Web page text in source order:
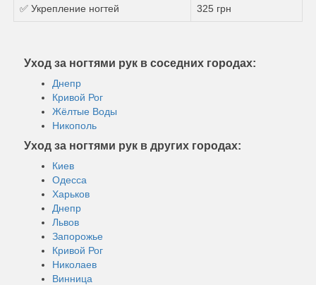
✅ Укрепление ногтей 325 грн
Уход за ногтями рук в соседних городах:
Днепр
Кривой Рог
Жёлтые Воды
Никополь
Уход за ногтями рук в других городах:
Киев
Одесса
Харьков
Днепр
Львов
Запорожье
Кривой Рог
Николаев
Винница